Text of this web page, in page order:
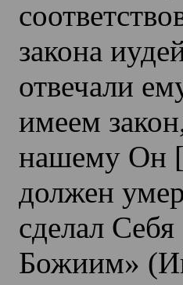
закона
отвечали
имеем
нашему Он
должен
сделал
Божиим»